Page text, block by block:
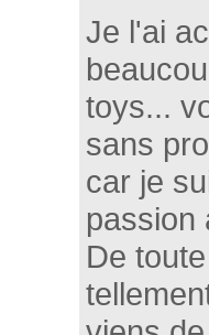
Je l'ai
toys...
sans
car je
passion
De